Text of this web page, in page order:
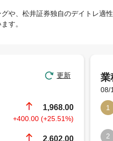
や、松井証券独自のデイトレ適性
す。